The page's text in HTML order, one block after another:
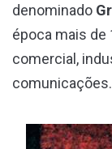
denominado
época mais
comercial,
comunicações.